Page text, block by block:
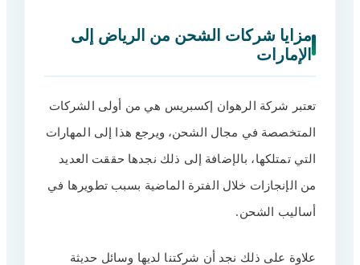
مزايا شركات الشحن من الرياض إلى
الإمارات
تعتبر شركة الرهوان إكسبريس هي من أولى الشركات
المتخصصة في مجال الشحن، ويرجع هذا إلى المهارات
التي تمتلكها، بالإضافة إلى ذلك نجدها حققت العديد
من الإنجازات خلال الفترة الماضية بسبب تطويرها في
أساليب الشحن.
علاوة على ذلك نجد أن شركتنا لديها وسائل حديثة